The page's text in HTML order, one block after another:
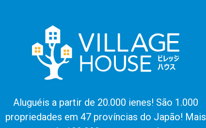
Aluguéis a partir de 20.000 ienes! São 1.000
propriedades em 47 províncias do Japão! Mais